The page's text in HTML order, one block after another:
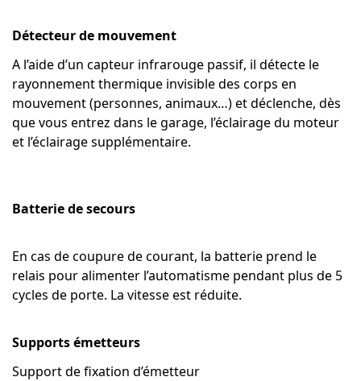
Détecteur de mouvement
A l’aide d’un capteur infrarouge passif, il détecte le
rayonnement thermique invisible des corps en
mouvement (personnes, animaux…) et déclenche, dès
que vous entrez dans le garage, l’éclairage du moteur
et l’éclairage supplémentaire.
Batterie de secours
En cas de coupure de courant, la batterie prend le
relais pour alimenter l’automatisme pendant plus de 5
cycles de porte. La vitesse est réduite.
Supports émetteurs
Support de fixation d’émetteur